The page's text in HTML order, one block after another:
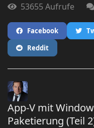
53655 Aufrufe
Facebook
Reddit
App-V mit
Paketierung (Teil